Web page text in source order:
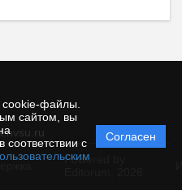
файлы.
сайтом, вы
с
Согласен
Powered by